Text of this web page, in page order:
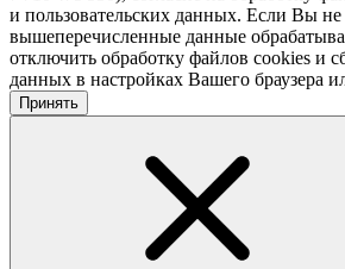
и пользовательских данных. Если Вы
вышеперечисленные данные
отключить обработку файлов cookies и
данных в настройках Вашего браузера
Принять